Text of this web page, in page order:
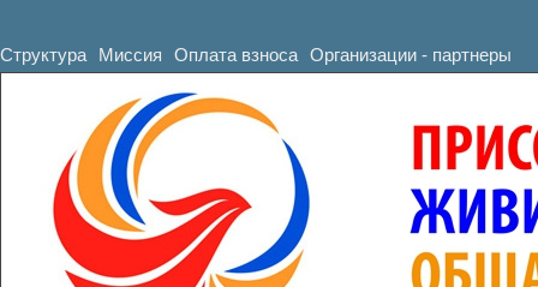
Структура Миссия Оплата взноса Организации - партнеры